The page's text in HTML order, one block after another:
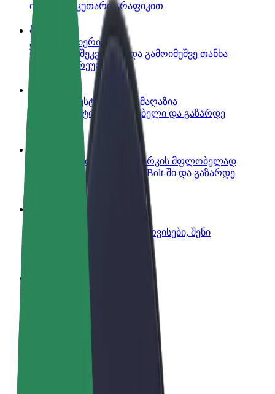
იმუშავე საკუთარი გრაფიკით
გახდი კურიერი
შეასრულე შეკვეთები და გამოიმუშვე თანხა
ყოველკვირეულად
დაამატე რესტორანი ან მაღაზია
მოიზიდე მეტი მომხმარებელი და გაზარდე
დარეგისტრირდი ავტოპარკის მფლობელად
დაამატე შენი ავტოპარკი Bolt-ში და გაზარდე
Bolt-ის პროდუქტები და სერვისები, შენი